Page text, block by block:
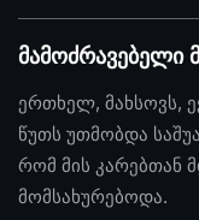
მამოძრავებელი
ერთხელ, მახსოვს,
წუთს უთმობდა
რომ მის კარებთან
მომსახურებოდა.